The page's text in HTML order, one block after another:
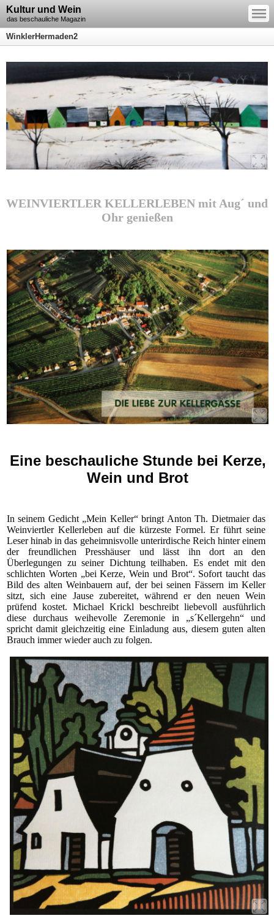
Kultur und Wein
das beschauliche Magazin
—
—
—
WinklerHermaden2
WEINVIERTLER KELLERLEBEN mit Aug´ und
Ohr genießen
Eine beschauliche Stunde bei Kerze,
Wein und Brot
In seinem Gedicht „Mein Keller“ bringt Anton Th. Dietmaier das
Weinviertler Kellerleben auf die kürzeste Formel. Er führt seine
Leser hinab in das geheimnisvolle unterirdische Reich hinter einem
der freundlichen Presshäuser und lässt ihn dort an den
Überlegungen zu seiner Dichtung teilhaben. Es endet mit den
schlichten Worten „bei Kerze, Wein und Brot“. Sofort taucht das
Bild des alten Weinbauern auf, der bei seinen Fässern im Keller
sitzt, sich eine Jause zubereitet, während er den neuen Wein
prüfend kostet. Michael Krickl beschreibt liebevoll ausführlich
diese durchaus weihevolle Zeremonie in „s´Kellergehn“ und
spricht damit gleichzeitig eine Einladung aus, diesem guten alten
Brauch immer wieder auch zu folgen.